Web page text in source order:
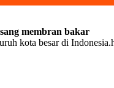
membran bakar
kota besar di